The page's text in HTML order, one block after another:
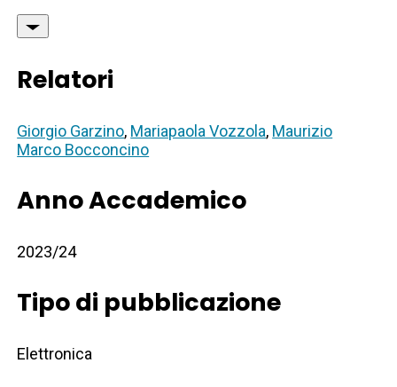
Relatori
Giorgio Garzino, Mariapaola Vozzola, Maurizio
Marco Bocconcino
Anno Accademico
2023/24
Tipo di pubblicazione
Elettronica